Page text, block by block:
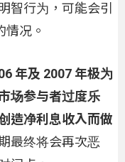
智行为，可能会引
情况。
年及 2007 年极为
场参与者过度乐
造净利息收入而做
最终将会再次恶